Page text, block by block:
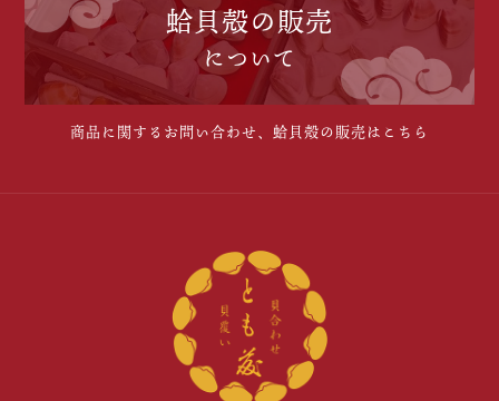
蛤貝殻の販売
について
商品に関するお問い合わせ、蛤貝殻の販売はこちら